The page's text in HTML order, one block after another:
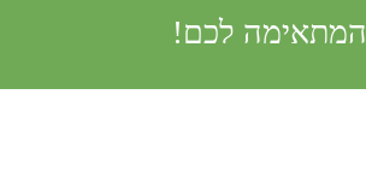
המתאימה לכם!